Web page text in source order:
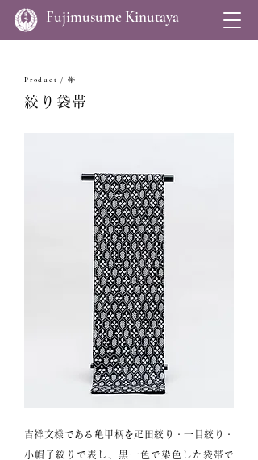
Fujimusume Kinutaya
Product / 帯
絞り袋帯
吉祥文様である亀甲柄を疋田絞り・一目絞り・
小帽子絞りで表し、黒一色で染色した袋帯で